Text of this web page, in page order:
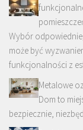
Wybór
może być
funkcjonalności z
Metalowe
Dom to
bezpiecznie,